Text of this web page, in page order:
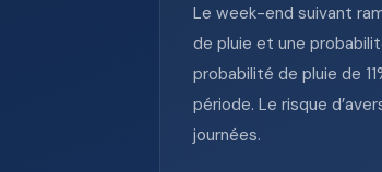
Le week-end suivant
de pluie et une
probabilité de pluie de
période. Le risque
journées.